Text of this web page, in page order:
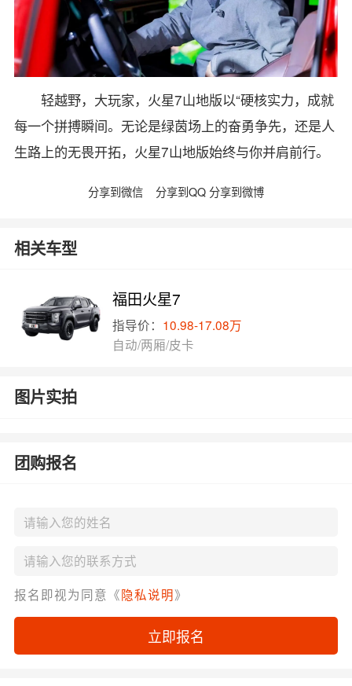
轻越野，大玩家，火星7山地版以“硬核实力，成就
每一个拼搏瞬间。无论是绿茵场上的奋勇争先，还是人
生路上的无畏开拓，火星7山地版始终与你并肩前行。
分享到微信 分享到QQ 分享到微博
相关车型
福田火星7
指导价： 10.98-17.08万
自动/两厢/皮卡
图片实拍
团购报名
报名即视为同意《隐私说明》
立即报名